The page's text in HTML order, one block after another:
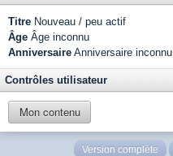
Titre Nouveau / peu actif
Âge Âge inconnu
Anniversaire Anniversaire inconnu
Contrôles utilisateur
Mon contenu
Version complète